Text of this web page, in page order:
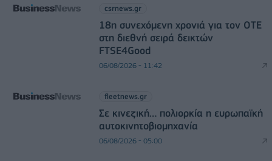
csrnews.gr
18η συνεχόμενη χρονιά για τον ΟΤΕ
στη διεθνή σειρά δεικτών
FTSE4Good
06/08/2026 - 11:42
fleetnews.gr
Σε κινεζική… πολιορκία η ευρωπαϊκή
αυτοκινητοβιομηχανία
06/08/2026 - 05:00